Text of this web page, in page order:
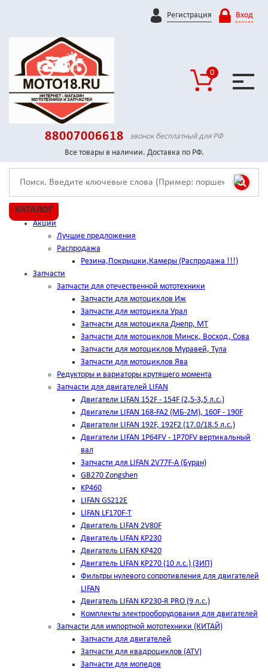
Регистрация Вход
0
88007006618
звонок бесплатный для РФ
Все товары в наличии. Доставка по РФ.
КАТАЛОГ
Акции
Лучшие предложения
Распродажа
Резина,Покрышки,Камеры (Распродажа !!!)
Запчасти
Запчасти для отечественной мототехники
Запчасти для мотоциклов Иж
Запчасти для мотоцикла Урал
Запчасти для мотоцикла Днепр, МТ
Запчасти для мотоциклов Минск, Восход, Сова
Запчасти для мотоциклов Муравей, Тула
Запчасти для мотоциклов Ява
Редукторы и вариаторы крутящего момента
Запчасти для двигателей LIFAN
Двигатели LIFAN 152F - 154F (2,5-3,5 л.с.)
Двигатели LIFAN 168-FA2 (МБ-2М), 160F - 190F
Двигатели LIFAN 192F, 192F2 (17.0/18.5 л.с.)
Двигатели LIFAN 1Р64FV - 1Р70FV вертикальный
вал
Запчасти для LIFAN 2V77F-A (Буран)
GB270 Zongshen
KP460
LIFAN GS212E
LIFAN LF170F-T
Двигатель LIFAN 2V80F
Двигатель LIFAN KP230
Двигатель LIFAN KP420
Двигатель LIFAN KP270 (10 л.с.) (ЗИП)
Фильтры нулевого сопротивления для двигателей
LIFAN
Двигатель LIFAN KP230-R PRO (9 л.с.)
Комплекты электрооборудования для двигателей
Запчасти для импортной мототехники (КИТАЙ)
Запчасти для двигателей
Запчасти для квадроциклов (ATV)
Запчасти для мопедов